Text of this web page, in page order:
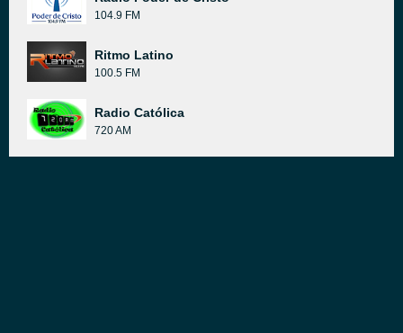
104.9 FM
Ritmo Latino
100.5 FM
Radio Católica
720 AM